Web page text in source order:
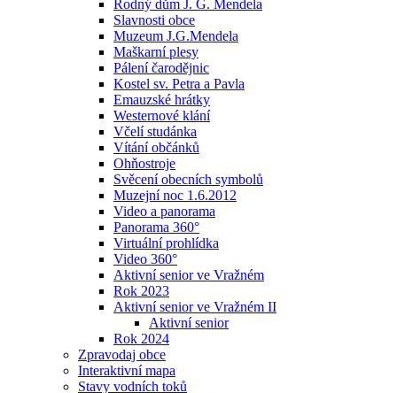
Rodný dům J. G. Mendela
Slavnosti obce
Muzeum J.G.Mendela
Maškarní plesy
Pálení čarodějnic
Kostel sv. Petra a Pavla
Emauzské hrátky
Westernové klání
Včelí studánka
Vítání občánků
Ohňostroje
Svěcení obecních symbolů
Muzejní noc 1.6.2012
Video a panorama
Panorama 360°
Virtuální prohlídka
Video 360°
Aktivní senior ve Vražném
Rok 2023
Aktivní senior ve Vražném II
Aktivní senior
Rok 2024
Zpravodaj obce
Interaktivní mapa
Stavy vodních toků